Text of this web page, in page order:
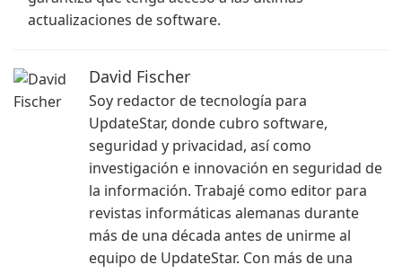
actualizaciones de software.
David Fischer
Soy redactor de tecnología para
UpdateStar, donde cubro software,
seguridad y privacidad, así como
investigación e innovación en seguridad de
la información. Trabajé como editor para
revistas informáticas alemanas durante
más de una década antes de unirme al
equipo de UpdateStar. Con más de una